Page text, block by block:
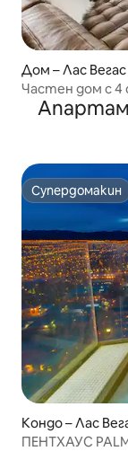
Дом – Лас Вегас
Частен дом с 4
Супердомакин
Супердомакин
Кондо – Лас
ПЕНТХАУС